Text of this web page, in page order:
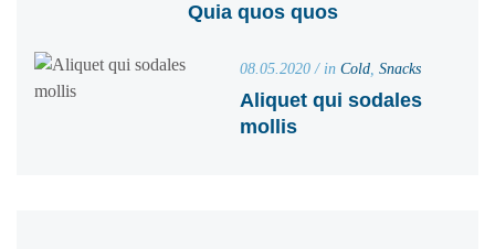
Quia quos quos
08.05.2020 / in Cold, Snacks
Aliquet qui sodales
mollis